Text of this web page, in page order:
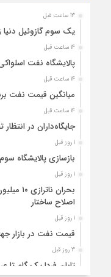
13 ساعت قبل
یک سوم گازوئیل
14 ساعت قبل
پالایشگاه نفت
14 ساعت قبل
میانگین قیمت نفت برنت به ۸۰
14 ساعت قبل
جایگاه‌داران در
1 روز قبل
بازسازی پالایشگاه
1 روز قبل
بحران
اصلاح ساختار
1 روز قبل
قیمت نفت در بازار
3 روز قبل
تابان فردا یک گام تا